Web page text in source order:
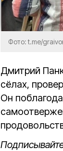
Фото: t.me/
Дмитрий
сёлах,
Он